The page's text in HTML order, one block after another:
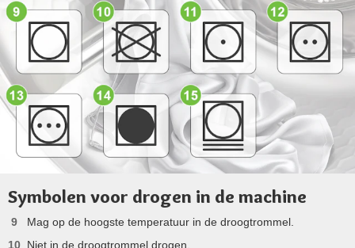
Symbolen voor drogen in de machine
Mag op de hoogste temperatuur in de droogtrommel.
Niet in de droogtrommel drogen.